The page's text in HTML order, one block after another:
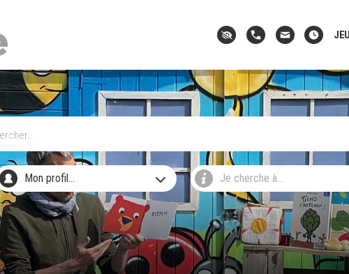
Mon profil... Je cherche à...